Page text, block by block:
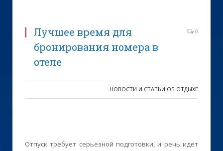
Лучшее время для
бронирования номера в
отеле
0
НОВОСТИ И СТАТЬИ ОБ ОТДЫХЕ
Отпуск требует серьезной подготовки, и речь идет